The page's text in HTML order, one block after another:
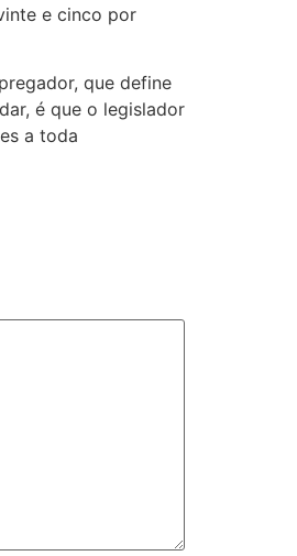
e cinco por
que define
é que o legislador
a toda